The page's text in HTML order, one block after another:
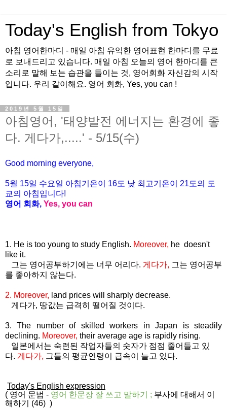
Today's English from Tokyo
아침 영어한마디 - 매일 아침 유익한 영어표현 한마디를 무료
로 보내드리고 있습니다. 매일 아침 오늘의 영어 한마디를 큰
소리로 말해 보는 습관을 들이는 것, 영어회화 자신감의 시작
입니다. 우리 같이해요. 영어 회화, Yes, you can !
2019년 5월 15일
아침영어, '태양발전 에너지는 환경에 좋
다. 게다가,.....' - 5/15(수)
Good morning everyone,
5월 15일 수요일 아침기온이 16도 낮 최고기온이 21도의 도
쿄의 아침입니다!
영어 회화, Yes, you can
1. He is too young to study English. Moreover, he doesn't
like it.
그는 영어공부하기에는 너무 어리다. 게다가, 그는 영어공부
를 좋아하지 않는다.
2. Moreover, land prices will sharply decrease.
게다가, 땅값는 급격히 떨어질 것이다.
3. The number of skilled workers in Japan is steadily
declining. Moreover, their average age is rapidly rising.
일본에서는 숙련된 작업자들의 숫자가 점점 줄어들고 있
다. 게다가, 그들의 평균연령이 급속이 늘고 있다.
Today's English expression
( 영어 문법 - 영어 한문장 잘 쓰고 말하기 ; 부사에 대해서 이
해하기 (46) )